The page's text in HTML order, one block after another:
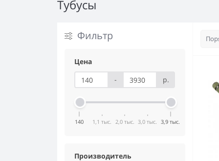
Тубусы
Фильтр
Цена
-
р.
140 1,1 тыс. 2,0 тыс. 3,0 тыс. 3,9 тыс.
Производитель